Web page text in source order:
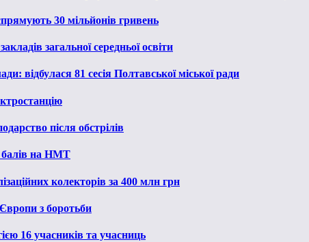
30 мільйонів гривень
загальної середньої освіти
відбулася 81 сесія Полтавської міської ради
після обстрілів
балів на НМТ
колекторів за 400 млн грн
з боротьби
16 учасників та учасниць